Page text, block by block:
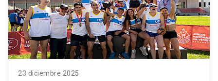
23 diciembre 2025